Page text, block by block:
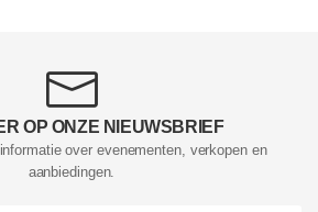
OP ONZE NIEUWSBRIEF
over evenementen, verkopen en
aanbiedingen.